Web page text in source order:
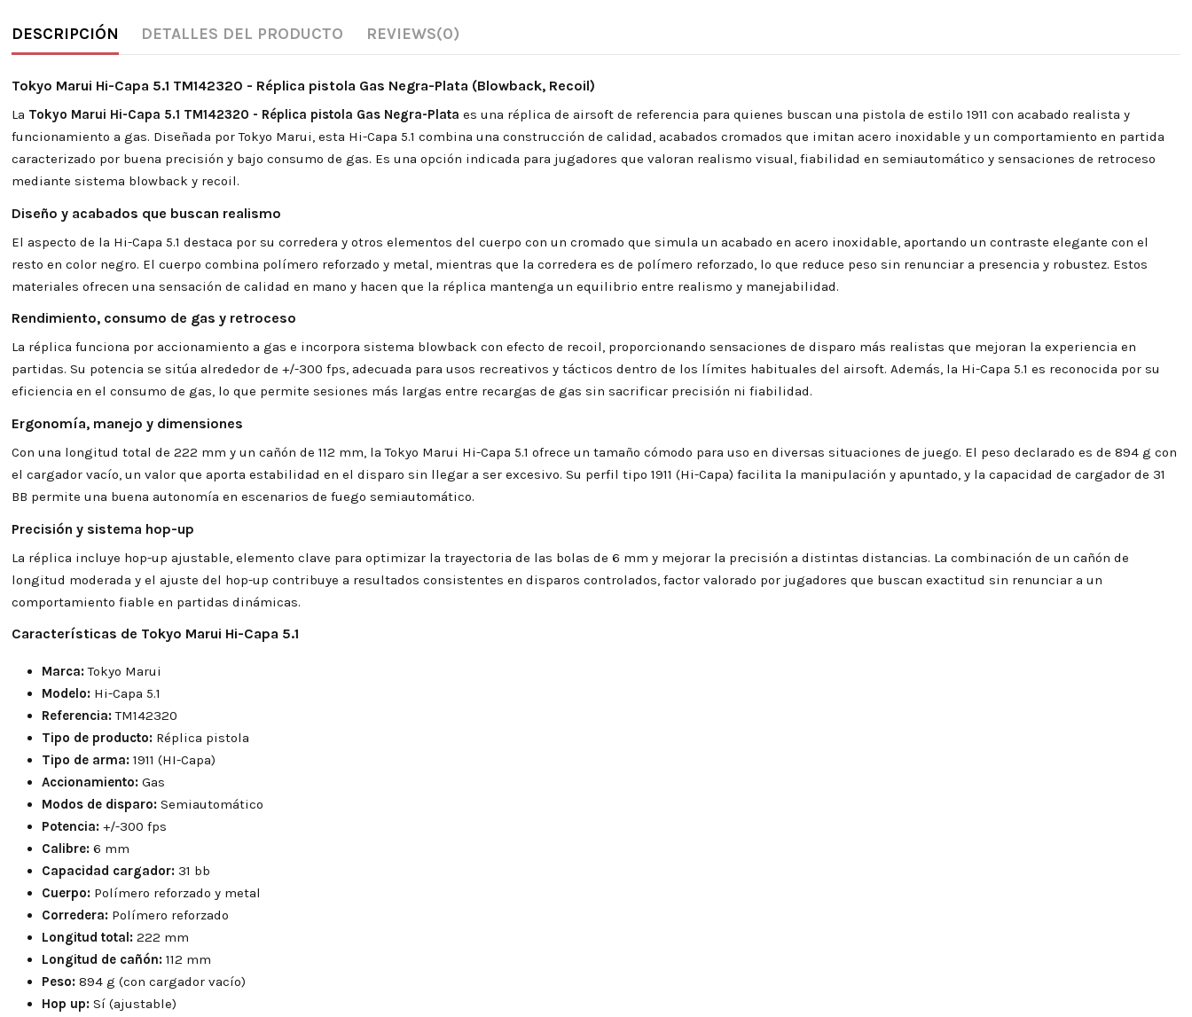
DESCRIPCIÓN DETALLES DEL PRODUCTO REVIEWS(0)
Tokyo Marui Hi-Capa 5.1 TM142320 - Réplica pistola Gas Negra-Plata (Blowback, Recoil)
La Tokyo Marui Hi-Capa 5.1 TM142320 - Réplica pistola Gas Negra-Plata es una réplica de airsoft de referencia para quienes buscan una pistola de estilo 1911 con acabado realista y
funcionamiento a gas. Diseñada por Tokyo Marui, esta Hi-Capa 5.1 combina una construcción de calidad, acabados cromados que imitan acero inoxidable y un comportamiento en partida
caracterizado por buena precisión y bajo consumo de gas. Es una opción indicada para jugadores que valoran realismo visual, fiabilidad en semiautomático y sensaciones de retroceso
mediante sistema blowback y recoil.
Diseño y acabados que buscan realismo
El aspecto de la Hi-Capa 5.1 destaca por su corredera y otros elementos del cuerpo con un cromado que simula un acabado en acero inoxidable, aportando un contraste elegante con el
resto en color negro. El cuerpo combina polímero reforzado y metal, mientras que la corredera es de polímero reforzado, lo que reduce peso sin renunciar a presencia y robustez. Estos
materiales ofrecen una sensación de calidad en mano y hacen que la réplica mantenga un equilibrio entre realismo y manejabilidad.
Rendimiento, consumo de gas y retroceso
La réplica funciona por accionamiento a gas e incorpora sistema blowback con efecto de recoil, proporcionando sensaciones de disparo más realistas que mejoran la experiencia en
partidas. Su potencia se sitúa alrededor de +/-300 fps, adecuada para usos recreativos y tácticos dentro de los límites habituales del airsoft. Además, la Hi-Capa 5.1 es reconocida por su
eficiencia en el consumo de gas, lo que permite sesiones más largas entre recargas de gas sin sacrificar precisión ni fiabilidad.
Ergonomía, manejo y dimensiones
Con una longitud total de 222 mm y un cañón de 112 mm, la Tokyo Marui Hi-Capa 5.1 ofrece un tamaño cómodo para uso en diversas situaciones de juego. El peso declarado es de 894 g con
el cargador vacío, un valor que aporta estabilidad en el disparo sin llegar a ser excesivo. Su perfil tipo 1911 (Hi-Capa) facilita la manipulación y apuntado, y la capacidad de cargador de 31
BB permite una buena autonomía en escenarios de fuego semiautomático.
Precisión y sistema hop-up
La réplica incluye hop-up ajustable, elemento clave para optimizar la trayectoria de las bolas de 6 mm y mejorar la precisión a distintas distancias. La combinación de un cañón de
longitud moderada y el ajuste del hop-up contribuye a resultados consistentes en disparos controlados, factor valorado por jugadores que buscan exactitud sin renunciar a un
comportamiento fiable en partidas dinámicas.
Características de Tokyo Marui Hi-Capa 5.1
Marca:Tokyo Marui
Modelo:Hi-Capa 5.1
Referencia:TM142320
Tipo de producto:Réplica pistola
Tipo de arma:1911 (HI-Capa)
Accionamiento:Gas
Modos de disparo:Semiautomático
Potencia:+/-300 fps
Calibre:6 mm
Capacidad cargador:31 bb
Cuerpo:Polímero reforzado y metal
Corredera:Polímero reforzado
Longitud total:222 mm
Longitud de cañón:112 mm
Peso:894 g (con cargador vacío)
Hop up:Sí (ajustable)